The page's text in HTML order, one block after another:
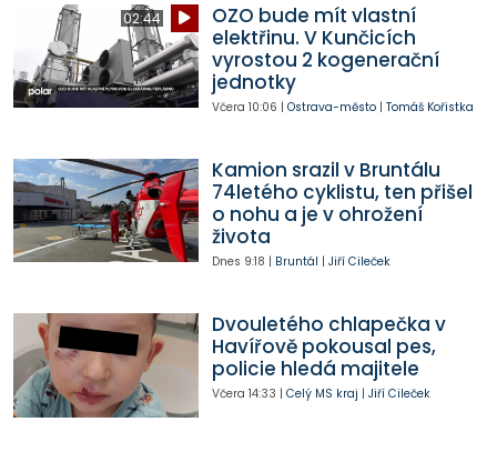
02:44
OZO bude mít vlastní
elektřinu. V Kunčicích
vyrostou 2 kogenerační
jednotky
Včera 10:06 | Ostrava-město| Tomáš Kořistka
Kamion srazil v Bruntálu
74letého cyklistu, ten přišel
o nohu a je v ohrožení
života
Dnes 9:18 | Bruntál | Jiří Cileček
Dvouletého chlapečka v
Havířově pokousal pes,
policie hledá majitele
Včera 14:33 | Celý MS kraj | Jiří Cileček